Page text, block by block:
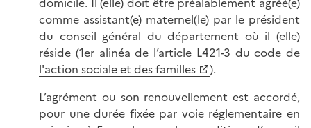
comme assistant(e) maternel(le) par le président
du conseil général du département où il (elle)
réside (1er alinéa de l’article L421-3 du code de
l'action sociale et des familles
).
L’agrément ou son renouvellement est accordé,
pour une durée fixée par voie réglementaire en